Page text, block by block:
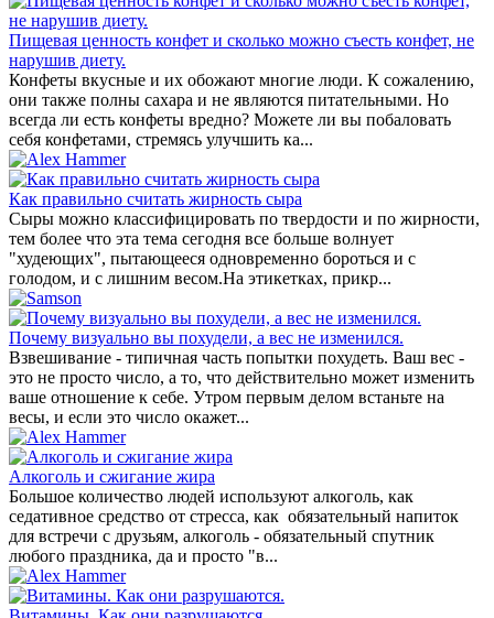
Пищевая ценность конфет и сколько можно съесть конфет, не
нарушив диету.
Конфеты вкусные и их обожают многие люди. К сожалению,
они также полны сахара и не являются питательными. Но
всегда ли есть конфеты вредно? Можете ли вы побаловать
себя конфетами, стремясь улучшить ка...
Как правильно считать жирность сыра
Cыры можно классифицировать по твердости и по жирности,
тем более что эта тема сегодня все больше волнует
"худеющих", пытающееся одновременно бороться и с
голодом, и с лишним весом.На этикетках, прикр...
Почему визуально вы похудели, а вес не изменился.
Взвешивание - типичная часть попытки похудеть. Ваш вес -
это не просто число, а то, что действительно может изменить
ваше отношение к себе. Утром первым делом встаньте на
весы, и если это число окажет...
Алкоголь и сжигание жира
Большое количество людей используют алкоголь, как
седативное средство от стресса, как обязательный напиток
для встречи с друзьям, алкоголь - обязательный спутник
любого праздника, да и просто "в...